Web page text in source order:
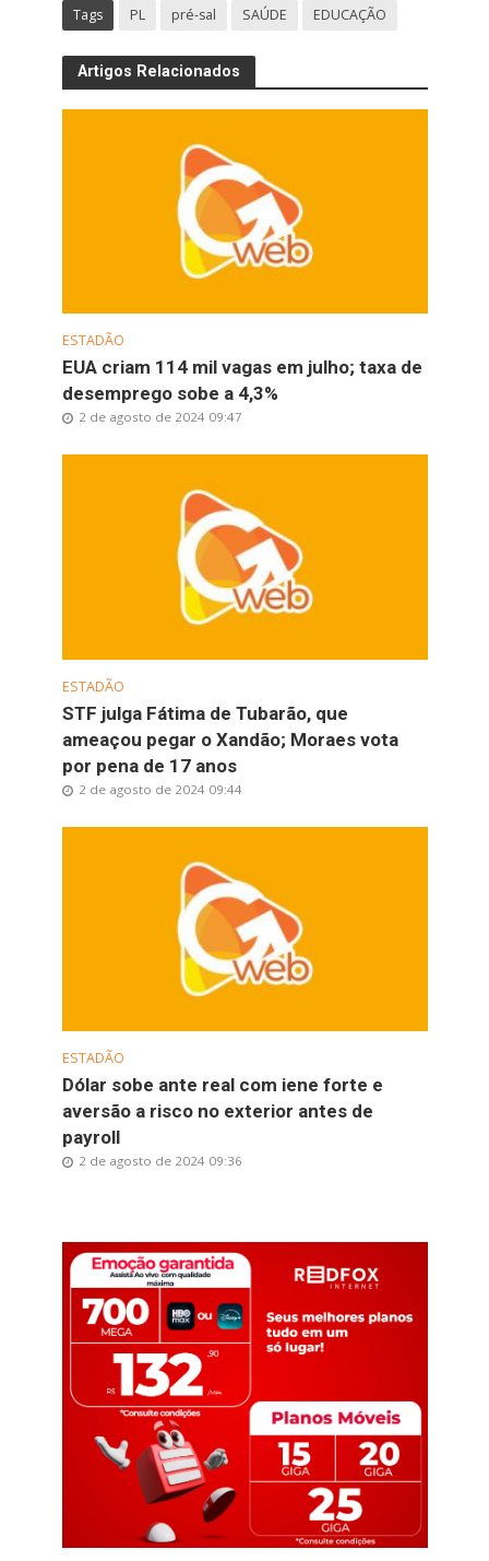
Tags PL pré-sal SAÚDE EDUCAÇÃO
Artigos Relacionados
ESTADÃO
EUA criam 114 mil vagas em julho; taxa de
desemprego sobe a 4,3%
2 de agosto de 2024 09:47
ESTADÃO
STF julga Fátima de Tubarão, que
ameaçou pegar o Xandão; Moraes vota
por pena de 17 anos
2 de agosto de 2024 09:44
ESTADÃO
Dólar sobe ante real com iene forte e
aversão a risco no exterior antes de
payroll
2 de agosto de 2024 09:36